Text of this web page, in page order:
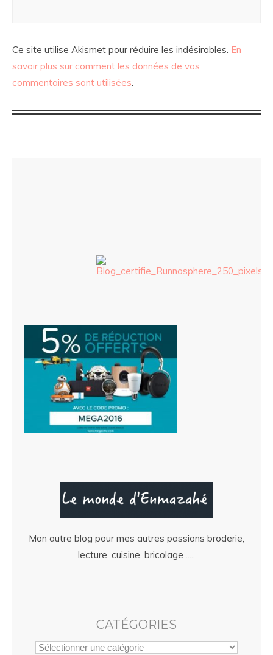
Ce site utilise Akismet pour réduire les indésirables. En
savoir plus sur comment les données de vos
commentaires sont utilisées.
Mon autre blog pour mes autres passions broderie,
lecture, cuisine, bricolage .....
CATÉGORIES